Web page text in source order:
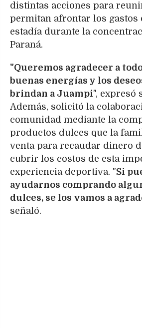
distintas acciones para
permitan afrontar los gastos
estadía durante la
Paraná.
"Queremos agradecer a
buenas energías y los
brindan a Juampi", expresó
Además, solicitó la
comunidad mediante la
productos dulces que la
venta para recaudar dinero
cubrir los costos de esta
experiencia deportiva. "Si
ayudarnos comprando
dulces, se los vamos a
señaló.